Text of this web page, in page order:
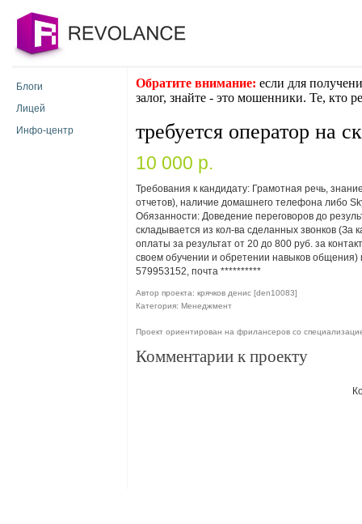
Блоги
Лицей
Инфо-центр
Обратите внимание: если для
залог, знайте - это мошенники. Те, кто
требуется оператор на
10 000 p.
Требования к кандидату: Грамотная речь,
отчетов), наличие домашнего телефона либо
Обязанности: Доведение переговоров до
складывается из кол-ва сделанных звонков (За
оплаты за результат от 20 до 800 руб. за
своем обучении и обретении навыков общения)
579953152, почта **********
Автор проекта: крячков денис [den10083]
Категория: Менеджмент
Проект ориентирован на фрилансеров со
Комментарии к проекту